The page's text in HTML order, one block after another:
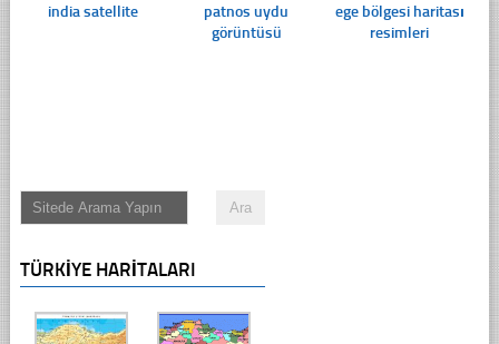
india satellite
patnos uydu
görüntüsü
ege bölgesi haritası
resimleri
TÜRKIYE HARITALARI